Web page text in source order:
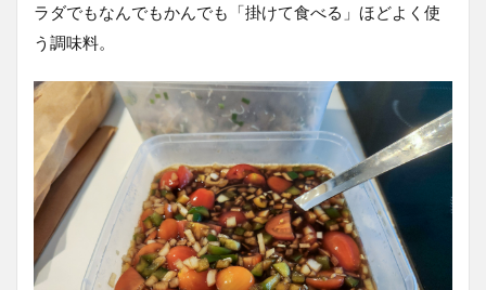
ラダでもなんでもかんでも「掛けて食べる」ほどよく使
う調味料。